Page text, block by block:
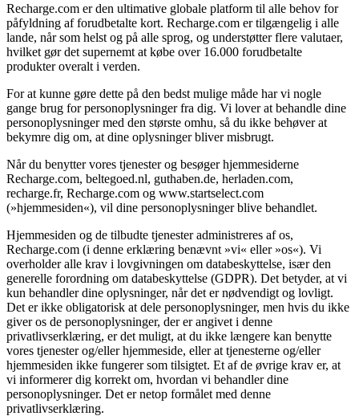
Recharge.com er den ultimative globale platform til alle behov for
påfyldning af forudbetalte kort. Recharge.com er tilgængelig i alle
lande, når som helst og på alle sprog, og understøtter flere valutaer,
hvilket gør det supernemt at købe over 16.000 forudbetalte
produkter overalt i verden.
For at kunne gøre dette på den bedst mulige måde har vi nogle
gange brug for personoplysninger fra dig. Vi lover at behandle dine
personoplysninger med den største omhu, så du ikke behøver at
bekymre dig om, at dine oplysninger bliver misbrugt.
Når du benytter vores tjenester og besøger hjemmesiderne
Recharge.com, beltegoed.nl, guthaben.de, herladen.com,
recharge.fr, Recharge.com og www.startselect.com
(»hjemmesiden«), vil dine personoplysninger blive behandlet.
Hjemmesiden og de tilbudte tjenester administreres af os,
Recharge.com (i denne erklæring benævnt »vi« eller »os«). Vi
overholder alle krav i lovgivningen om databeskyttelse, især den
generelle forordning om databeskyttelse (GDPR). Det betyder, at vi
kun behandler dine oplysninger, når det er nødvendigt og lovligt.
Det er ikke obligatorisk at dele personoplysninger, men hvis du ikke
giver os de personoplysninger, der er angivet i denne
privatlivserklæring, er det muligt, at du ikke længere kan benytte
vores tjenester og/eller hjemmeside, eller at tjenesterne og/eller
hjemmesiden ikke fungerer som tilsigtet. Et af de øvrige krav er, at
vi informerer dig korrekt om, hvordan vi behandler dine
personoplysninger. Det er netop formålet med denne
privatlivserklæring.